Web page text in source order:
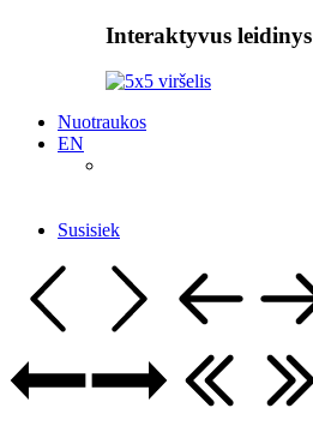
Interaktyvus leidinys
Nuotraukos
EN
Susisiek